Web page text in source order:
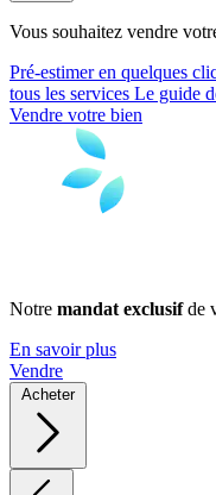
Vous souhaitez vendre
Pré-estimer en quelques
tous les services Le guide
Vendre votre bien
Notre mandat exclusifde
En savoir plus
Vendre
Acheter